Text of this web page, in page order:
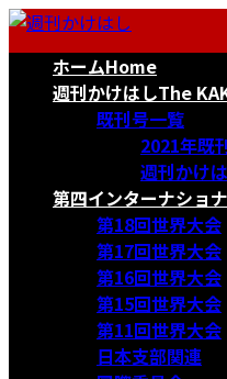
コ
ナ
ホームHome
週刊かけはしThe
既刊号一覧
2021年既
週刊かけ
第四インターナショ
第18回世界大会
第17回世界大会
第16回世界大会
第15回世界大会
第11回世界大会
日本支部関連